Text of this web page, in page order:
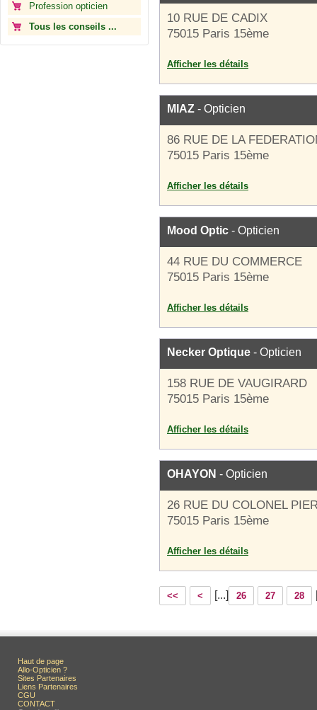
Profession opticien
Tous les conseils ...
10 RUE DE CADIX
75015 Paris 15ème
Afficher les détails
MIAZ - Opticien
86 RUE DE LA
75015 Paris 15ème
Afficher les détails
Mood Optic - Opticien
44 RUE DU COMMERCE
75015 Paris 15ème
Afficher les détails
Necker Optique - Opticien
158 RUE DE VAUGIRARD
75015 Paris 15ème
Afficher les détails
OHAYON - Opticien
26 RUE DU COLONEL
75015 Paris 15ème
Afficher les détails
<< < [...] 26 27 28
Haut de page
Allo-Opticien ?
Sites Partenaires
Liens Partenaires
CGU
CONTACT